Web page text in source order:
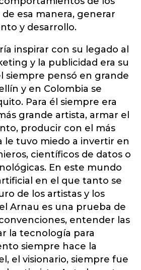
esa manera, generar
y desarrollo.
inspirar con su legado al
y la publicidad era su
siempre pensó en grande
y en Colombia se
Para él siempre era
grande artista, armar el
producir con el más
le tuvo miedo a invertir en
científicos de datos o
En este mundo
en el que tanto se
de los artistas y los
Arnau es una prueba de
entender las
la tecnología para
siempre hace la
el visionario, siempre fue